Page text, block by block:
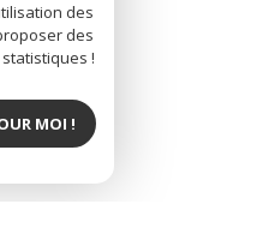
des
des
!
MOI !